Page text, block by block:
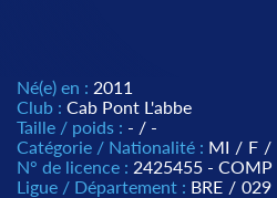
Né(e) en : 2011
Club : Cab Pont L'abbe
Taille / poids : - / -
Catégorie / Nationalité : MI / F /
N° de licence : 2425455 - COMP
Ligue / Département : BRE / 029